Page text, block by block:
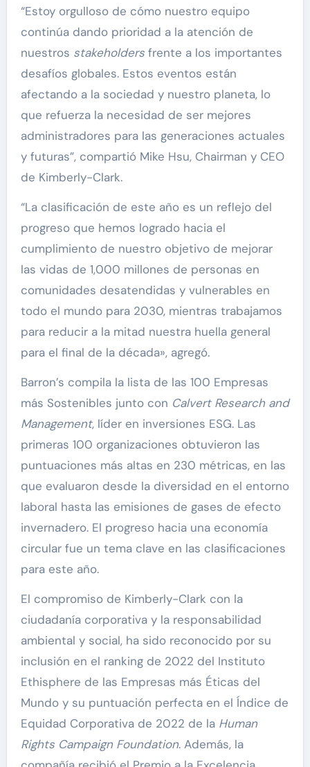
“Estoy orgulloso de cómo nuestro equipo
continúa dando prioridad a la atención de
nuestros stakeholdersfrente a los importantes
desafíos globales. Estos eventos están
afectando a la sociedad y nuestro planeta, lo
que refuerza la necesidad de ser mejores
administradores para las generaciones actuales
y futuras”, compartió Mike Hsu, Chairman y CEO
de Kimberly-Clark.
“La clasificación de este año es un reflejo del
progreso que hemos logrado hacia el
cumplimiento de nuestro objetivo de mejorar
las vidas de 1,000 millones de personas en
comunidades desatendidas y vulnerables en
todo el mundo para 2030, mientras trabajamos
para reducir a la mitad nuestra huella general
para el final de la década», agregó.
Barron’s compila la lista de las 100 Empresas
más Sostenibles junto con Calvert Research and
Management, líder en inversiones ESG. Las
primeras 100 organizaciones obtuvieron las
puntuaciones más altas en 230 métricas, en las
que evaluaron desde la diversidad en el entorno
laboral hasta las emisiones de gases de efecto
invernadero. El progreso hacia una economía
circular fue un tema clave en las clasificaciones
para este año.
El compromiso de Kimberly-Clark con la
ciudadanía corporativa y la responsabilidad
ambiental y social, ha sido reconocido por su
inclusión en el ranking de 2022 del Instituto
Ethisphere de las Empresas más Éticas del
Mundo y su puntuación perfecta en el Índice de
Equidad Corporativa de 2022 de la Human
Rights Campaign Foundation. Además, la